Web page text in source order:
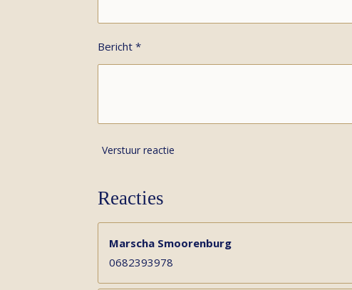
Bericht *
Verstuur reactie
Reacties
Marscha Smoorenburg
0682393978